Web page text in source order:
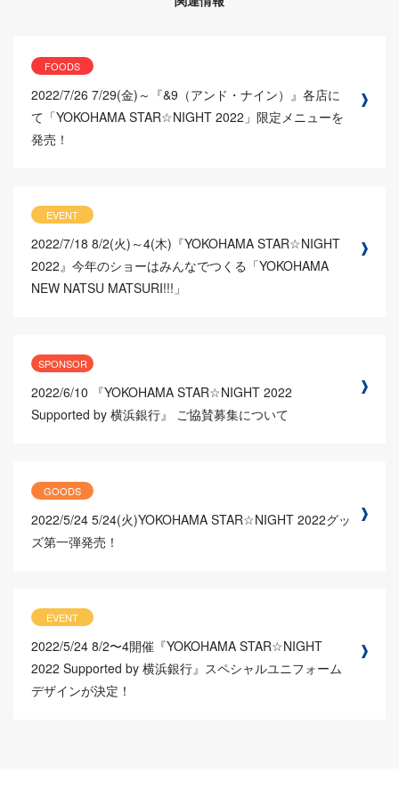
FOODS
2022/7/26 7/29(金)～『&9（アンド・ナイン）』各店に
て「YOKOHAMA STAR☆NIGHT 2022」限定メニューを
発売！
EVENT
2022/7/18 8/2(火)～4(木)『YOKOHAMA STAR☆NIGHT
2022』今年のショーはみんなでつくる「YOKOHAMA
NEW NATSU MATSURI!!!」
SPONSOR
2022/6/10
『YOKOHAMA STAR☆NIGHT 2022
Supported by 横浜銀行』 ご協賛募集について
GOODS
2022/5/24 5/24(火)YOKOHAMA STAR☆NIGHT 2022グッ
ズ第一弾発売！
EVENT
2022/5/24 8/2〜4開催『YOKOHAMA STAR☆NIGHT
2022 Supported by 横浜銀行』スペシャルユニフォーム
デザインが決定！